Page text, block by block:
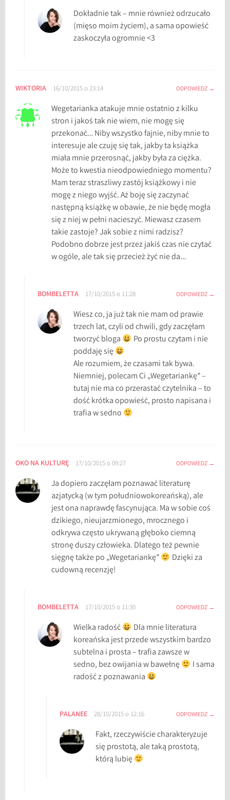
n
z
j
e
Dokładnie tak – mnie również odrzucało
(mięso moim życiem), a sama opowieść
zaskoczyła ogromnie <3
WIKTORIA 16/10/2015 o 23:14 ODPOWIEDZ
Wegetarianka atakuje mnie ostatnio z kilku
stron i jakoś tak nie wiem, nie mogę się
przekonać… Niby wszystko fajnie, niby mnie to
interesuje ale czuję się tak, jakby ta książka
miała mnie przerosnąć, jakby była za ciężka.
Może to kwestia nieodpowiedniego momentu?
Mam teraz straszliwy zastój książkowy i nie
mogę z niego wyjść. Aż boję się zaczynać
następną książkę w obawie, że nie będę mogła
się z niej w pełni nacieszyć. Miewasz czasem
takie zastoje? Jak sobie z nimi radzisz?
Podobno dobrze jest przez jakiś czas nie czytać
w ogóle, ale tak się przecież żyć nie da…
BOMBELETTA 17/10/2015 o 11:28 ODPOWIEDZ
Wiesz co, ja już tak nie mam od prawie
trzech lat, czyli od chwili, gdy zaczęłam
tworzyć bloga
Po prostu czytam i nie
poddaję się
Ale rozumiem, że czasami tak bywa.
Niemniej, polecam Ci „Wegetariankę” –
tutaj nie ma co przerastać czytelnika – to
dość krótka opowieść, prosto napisana i
trafia w sedno
OKO NA KULTURĘ 17/10/2015 o 09:27 ODPOWIEDZ
Ja dopiero zaczęłam poznawać literaturę
azjatycką (w tym południowokoreańską), ale
jest ona naprawdę fascynująca. Ma w sobie coś
dzikiego, nieujarzmionego, mrocznego i
odkrywa często ukrywaną głęboko ciemną
stronę duszy człowieka. Dlatego też pewnie
sięgnę także po „Wegetariankę”
Dzięki za
cudowną recenzję!
BOMBELETTA 17/10/2015 o 11:30 ODPOWIEDZ
Wielka radość
Dla mnie literatura
koreańska jest przede wszystkim bardzo
subtelna i prosta – trafia zawsze w
sedno, bez owijania w bawełnę
I sama
radość z poznawania
PALANEE 28/10/2015 o 12:16 ODPOWIEDZ
Fakt, rzeczywiście charakteryzuje
się prostotą, ale taką prostotą,
którą lubię